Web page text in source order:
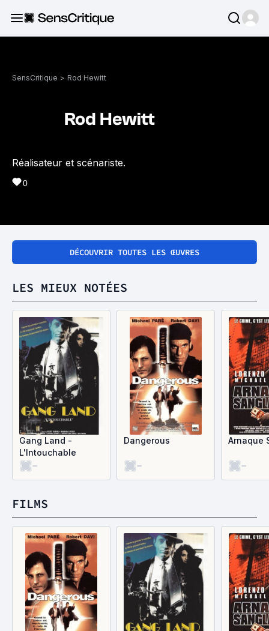
SensCritique > Rod Hewitt
Rod Hewitt
Réalisateur et scénariste.
0
DÉCOUVRIR TOUTES LES ŒUVRES
LES MIEUX NOTÉES
Gang Land -
L'Intouchable
-
Dangerous
-
Arnaque
-
FILMS